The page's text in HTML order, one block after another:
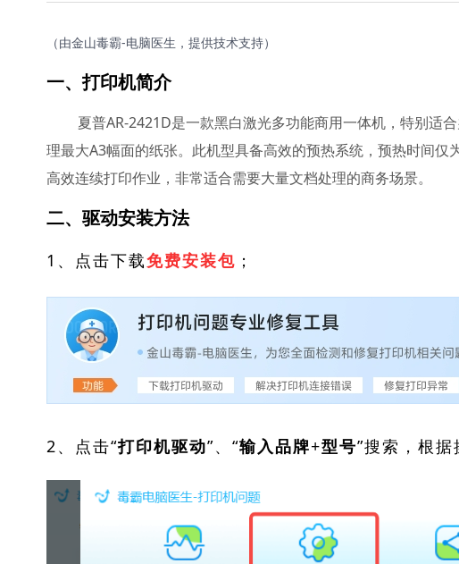
（由金山毒霸-电脑医生，提供技术支持）
一、打印机简介
夏普AR-2421D是一款黑白激光多功能商用一体机，特别适
理最大A3幅面的纸张。此机型具备高效的预热系统，预热时间
高效连续打印作业，非常适合需要大量文档处理的商务场景。
二、驱动安装方法
1、点击下载免费安装包 ；
2、点击“打印机驱动”、“输入品牌+型号”搜索，根据